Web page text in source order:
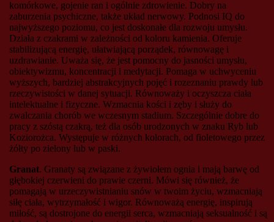
komórkowe, gojenie ran i ogólnie zdrowienie. Dobry na
zaburzenia psychiczne, także układ nerwowy. Podnosi IQ do
najwyższego poziomu, co jest doskonałe dla rozwoju umysłu.
Działa z czakrami w zależności od koloru kamienia. Oferuje
stabilizującą energię, ułatwiającą porządek, równowagę i
uzdrawianie. Uważa się, że jest pomocny do ​​jasności umysłu,
obiektywizmu, koncentracji i medytacji. Pomaga w uchwyceniu
wyższych, bardziej abstrakcyjnych pojęć i rozeznaniu prawdy lub
rzeczywistości w danej sytuacji. Równoważy i oczyszcza ciała
intelektualne i fizyczne. Wzmacnia kości i zęby i służy do
zwalczania chorób we wczesnym stadium. Szczególnie dobre do
pracy z szóstą czakrą, też dla osób urodzonych w znaku Ryb lub
Koziorożca. Występuje w różnych kolorach, od fioletowego przez
żółty po zielony lub w paski.
Granat. Granaty są związane z żywiołem ognia i mają barwę od
głębokiej czerwieni do prawie czerni. Mówi się również, że
pomagają w urzeczywistnianiu snów w twoim życiu, wzmacniają
siłę ciała, wytrzymałość i wigor. Równoważą energię, inspirują
miłość, są dostrojone do energii serca, wzmacniają seksualność i są